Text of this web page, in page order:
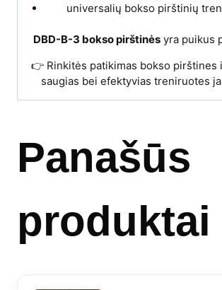
universalių bokso pirštinių
DBD-B-3 bokso pirštinės yra puikus
👉 Rinkitės patikimas bokso pirštines
saugias bei efektyvias treniruotes
Panašūs
produktai